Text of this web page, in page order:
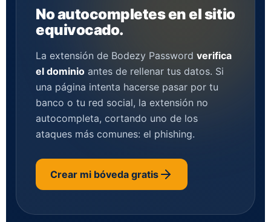
No autocompletes en el sitio
equivocado.
La extensión de Bodezy Password verifica
el dominio antes de rellenar tus datos. Si
una página intenta hacerse pasar por tu
banco o tu red social, la extensión no
autocompleta, cortando uno de los
ataques más comunes: el phishing.
Crear mi bóveda gratis